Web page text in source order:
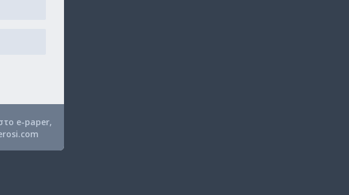
e-paper,